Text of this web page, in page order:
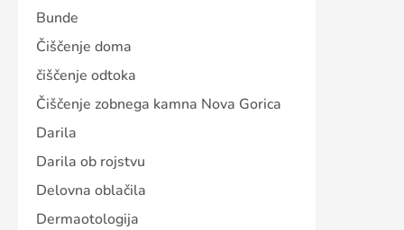
Bunde
Čiščenje doma
čiščenje odtoka
Čiščenje zobnega kamna Nova Gorica
Darila
Darila ob rojstvu
Delovna oblačila
Dermaotologija